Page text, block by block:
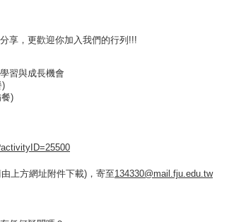
享，更歡迎你加入我們的行列!!!
習與成長機會
)
)
上方網址附件下載)，寄至134330@mail.fju.edu.tw